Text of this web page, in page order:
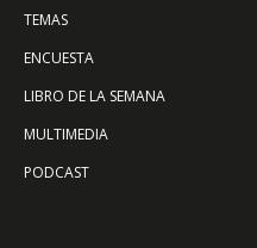
TEMAS
ENCUESTA
LIBRO DE LA SEMANA
MULTIMEDIA
PODCAST